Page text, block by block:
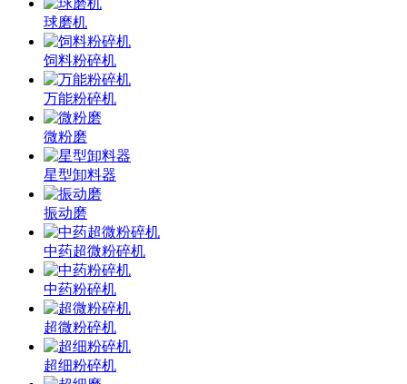
球磨机
饲料粉碎机
万能粉碎机
微粉磨
星型卸料器
振动磨
中药超微粉碎机
中药粉碎机
超微粉碎机
超细粉碎机